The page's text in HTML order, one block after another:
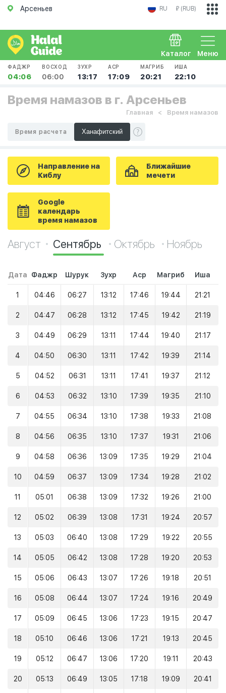
Арсеньев RU ₽ (RUB)
Меню
Каталог
ФАДЖР
04:06
ВОСХОД
06:00
ЗУХР
13:17
АСР
17:09
МАГРИБ
20:21
ИША
22:10
Время намазов в г. Арсеньев
Главная Время намазов
Время расчета
Направление на
Киблу
Ближайшие
мечети
Google
календарь
время намазов
Август Сентябрь Октябрь Ноябрь
Дата Фаджр Шурук Зухр Аср Магриб Иша
1 04:46 06:27 13:12 17:46 19:44 21:21
2 04:47 06:28 13:12 17:45 19:42 21:19
3 04:49 06:29 13:11 17:44 19:40 21:17
4 04:50 06:30 13:11 17:42 19:39 21:14
5 04:52 06:31 13:11 17:41 19:37 21:12
6 04:53 06:32 13:10 17:39 19:35 21:10
7 04:55 06:34 13:10 17:38 19:33 21:08
8 04:56 06:35 13:10 17:37 19:31 21:06
9 04:58 06:36 13:09 17:35 19:29 21:04
10 04:59 06:37 13:09 17:34 19:28 21:02
11 05:01 06:38 13:09 17:32 19:26 21:00
12 05:02 06:39 13:08 17:31 19:24 20:57
13 05:03 06:40 13:08 17:29 19:22 20:55
14 05:05 06:42 13:08 17:28 19:20 20:53
15 05:06 06:43 13:07 17:26 19:18 20:51
16 05:08 06:44 13:07 17:24 19:16 20:49
17 05:09 06:45 13:06 17:23 19:15 20:47
18 05:10 06:46 13:06 17:21 19:13 20:45
19 05:12 06:47 13:06 17:20 19:11 20:43
20 05:13 06:49 13:05 17:18 19:09 20:41